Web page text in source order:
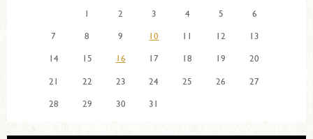
1
2 3 4 5
6
7
8 9 10 11 12
13
14
15 16 17 18 19
20
21
22 23 24 25 26
27
28
29 30 31